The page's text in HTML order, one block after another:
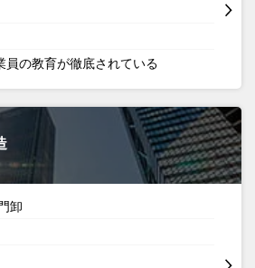
員の教育が徹底されている
卸